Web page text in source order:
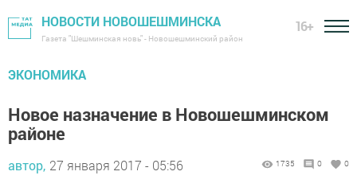
НОВОСТИ НОВОШЕШМИНСКА
Газета "Шешминская новь" - Новошешминский район
16+
ЭКОНОМИКА
Новое назначение в Новошешминском
районе
автор, 27 января 2017 - 05:56 1735 0 0